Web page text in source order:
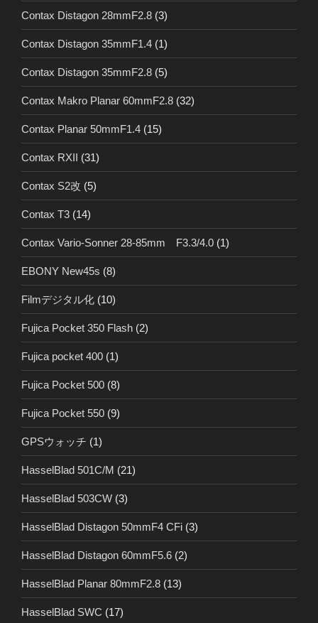
Contax Distagon 28mmF2.8 (3)
Contax Distagon 35mmF1.4 (1)
Contax Distagon 35mmF2.8 (5)
Contax Makro Planar 60mmF2.8 (32)
Contax Planar 50mmF1.4 (15)
Contax RXII (31)
Contax S2改 (5)
Contax T3 (14)
Contax Vario-Sonner 28-85mm F3.3/4.0 (1)
EBONY New45s (8)
Filmデジタル化 (10)
Fujica Pocket 350 Flash (2)
Fujica pocket 400 (1)
Fujica Pocket 500 (8)
Fujica Pocket 550 (9)
GPSウォッチ (1)
HasselBlad 501C/M (21)
HasselBlad 503CW (3)
HasselBlad Distagon 50mmF4 CFi (3)
HasselBlad Distagon 60mmF5.6 (2)
HasselBlad Planar 80mmF2.8 (13)
HasselBlad SWC (17)